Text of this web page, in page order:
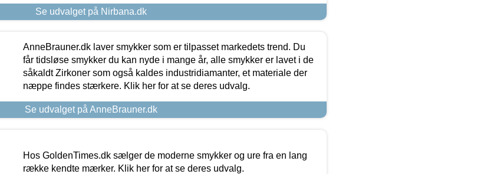
Se udvalget på Nirbana.dk
AnneBrauner.dk laver smykker som er tilpasset markedets trend. Du
får tidsløse smykker du kan nyde i mange år, alle smykker er lavet i de
såkaldt Zirkoner som også kaldes industridiamanter, et materiale der
næppe findes stærkere. Klik her for at se deres udvalg.
Se udvalget på AnneBrauner.dk
Hos GoldenTimes.dk sælger de moderne smykker og ure fra en lang
række kendte mærker. Klik her for at se deres udvalg.